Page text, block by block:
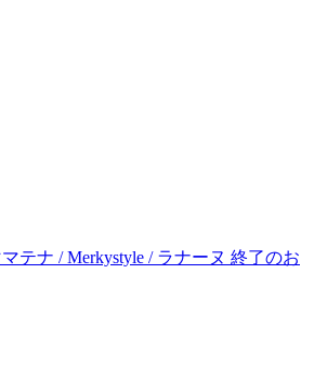
マテナ / Merkystyle / ラナーヌ 終了のお